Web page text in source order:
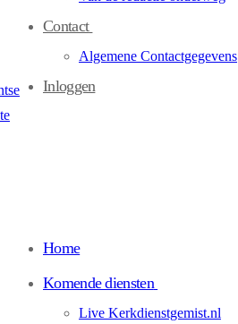
Contact
Algemene Contactgegevens
Inloggen
Home
Komende diensten
Live Kerkdienstgemist.nl